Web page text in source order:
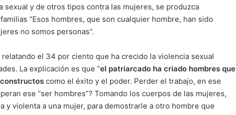
sexual y de otros tipos contra las mujeres, se produzca
“Esos hombres, que son cualquier hombre, han sido
no somos personas”.
el 34 por ciento que ha crecido la violencia sexual
La explicación es que “el patriarcado ha criado hombres que
como el éxito y el poder. Perder el trabajo, en ese
ese “ser hombres”? Tomando los cuerpos de las mujeres,
y violenta a una mujer, para demostrarle a otro hombre que